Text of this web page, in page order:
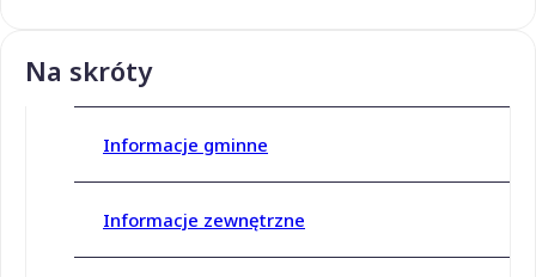
Na skróty
Informacje gminne
Informacje zewnętrzne